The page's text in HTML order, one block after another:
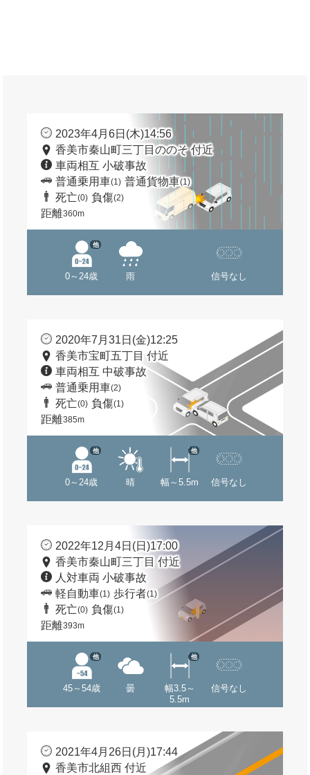
2023年4月6日(木)14:56
香美市秦山町三丁目ののそ 付近
車両相互 小破事故
普通乗用車(1) 普通貨物車(1)
死亡(0) 負傷(2)
距離360m
0～24歳
他
雨 信号なし
2020年7月31日(金)12:25
香美市宝町五丁目 付近
車両相互 中破事故
普通乗用車(2)
死亡(0) 負傷(1)
距離385m
0～24歳
他
晴 幅～5.5m
他
信号なし
2022年12月4日(日)17:00
香美市秦山町三丁目 付近
人対車両 小破事故
軽自動車(1) 歩行者(1)
死亡(0) 負傷(1)
距離393m
45～54歳
他
曇
幅3.5～
5.5m
他
信号なし
2021年4月26日(月)17:44
香美市北組西 付近